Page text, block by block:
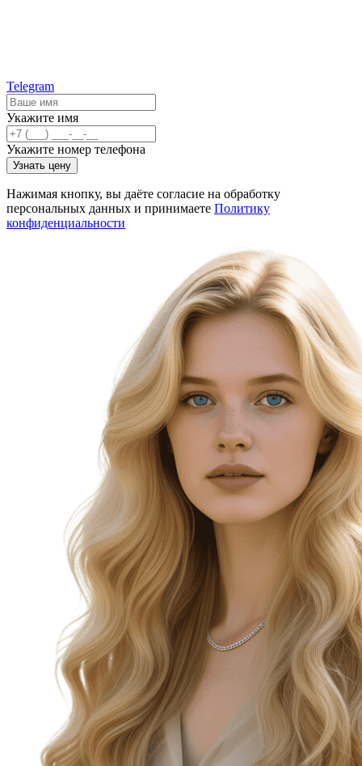
Telegram
Укажите имя
Укажите номер телефона
Узнать цену
Нажимая кнопку, вы даёте согласие на обработку
персональных данных и принимаете Политику
конфиденциальности